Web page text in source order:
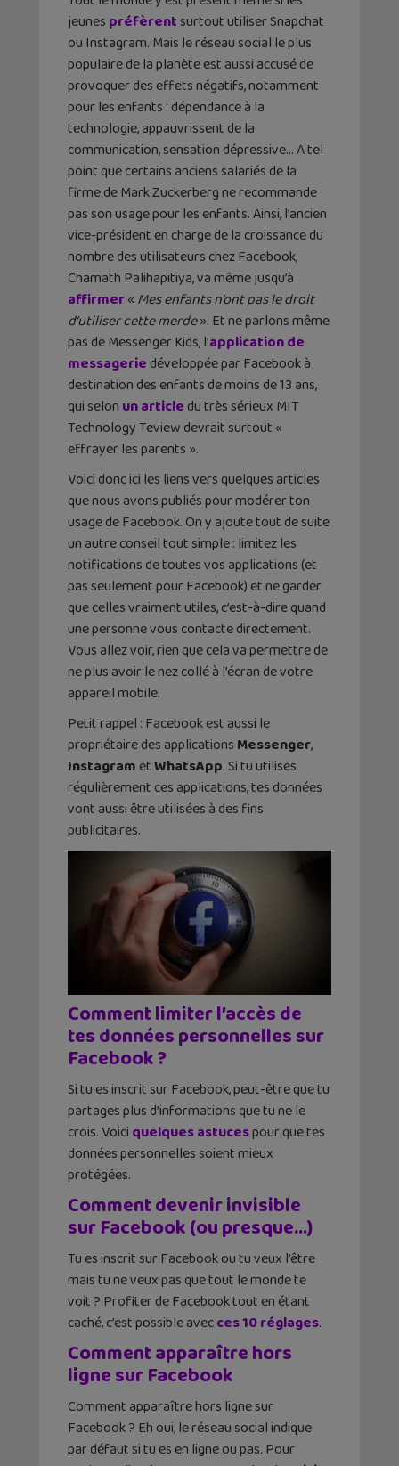
jeunes préfèrent surtout utiliser Snapchat
ou Instagram. Mais le réseau social le plus
populaire de la planète est aussi accusé de
provoquer des effets négatifs, notamment
pour les enfants : dépendance à la
technologie, appauvrissent de la
communication, sensation dépressive… A tel
point que certains anciens salariés de la
firme de Mark Zuckerberg ne recommande
pas son usage pour les enfants. Ainsi, l’ancien
vice-président en charge de la croissance du
nombre des utilisateurs chez Facebook,
Chamath Palihapitiya, va même jusqu’à
affirmer« Mes enfants n’ont pas le droit
d’utiliser cette merde». Et ne parlons même
pas de Messenger Kids, l’application de
messagerie développée par Facebook à
destination des enfants de moins de 13 ans,
qui selon un article du très sérieux MIT
Technology Teview devrait surtout «
effrayer les parents ».
Voici donc ici les liens vers quelques articles
que nous avons publiés pour modérer ton
usage de Facebook. On y ajoute tout de suite
un autre conseil tout simple : limitez les
notifications de toutes vos applications (et
pas seulement pour Facebook) et ne garder
que celles vraiment utiles, c’est-à-dire quand
une personne vous contacte directement.
Vous allez voir, rien que cela va permettre de
ne plus avoir le nez collé à l’écran de votre
appareil mobile.
Petit rappel : Facebook est aussi le
propriétaire des applications Messenger,
Instagram etWhatsApp. Si tu utilises
régulièrement ces applications, tes données
vont aussi être utilisées à des fins
publicitaires.
Comment limiter l’accès de
tes données personnelles sur
Facebook ?
Si tu es inscrit sur Facebook, peut-être que tu
partages plus d’informations que tu ne le
crois. Voici quelques astucespour que tes
données personnelles soient mieux
protégées.
Comment devenir invisible
sur Facebook (ou presque…)
Tu es inscrit sur Facebook ou tu veux l’être
mais tu ne veux pas que tout le monde te
voit ? Profiter de Facebook tout en étant
caché, c’est possible avecces 10 réglages.
Comment apparaître hors
ligne sur Facebook
Comment apparaître hors ligne sur
Facebook ? Eh oui, le réseau social indique
par défaut si tu es en ligne ou pas. Pour